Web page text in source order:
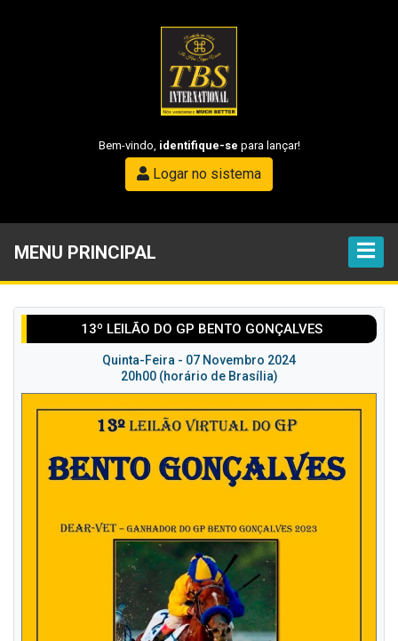
Bem-vindo, identifique-se para lançar!
Logar no sistema
MENU PRINCIPAL
13º LEILÃO DO GP BENTO GONÇALVES
Quinta-Feira - 07 Novembro 2024
20h00 (horário de Brasília)